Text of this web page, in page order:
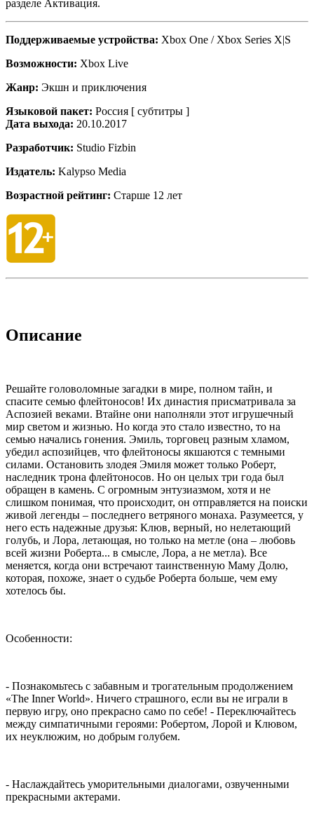
разделе Активация.
Поддерживаемые устройства: Xbox One / Xbox Series X|S
Возможности: Xbox Live
Жанр: Экшн и приключения
Языковой пакет: Россия [ субтитры ]
Дата выхода: 20.10.2017
Разработчик: Studio Fizbin
Издатель: Kalypso Media
Возрастной рейтинг: Старше 12 лет
Описание
Решайте головоломные загадки в мире, полном тайн, и
спасите семью флейтоносов! Их династия присматривала за
Аспозией веками. Втайне они наполняли этот игрушечный
мир светом и жизнью. Но когда это стало известно, то на
семью начались гонения. Эмиль, торговец разным хламом,
убедил аспозийцев, что флейтоносы якшаются с темными
силами. Остановить злодея Эмиля может только Роберт,
наследник трона флейтоносов. Но он целых три года был
обращен в камень. С огромным энтузиазмом, хотя и не
слишком понимая, что происходит, он отправляется на поиски
живой легенды – последнего ветряного монаха. Разумеется, у
него есть надежные друзья: Клюв, верный, но нелетающий
голубь, и Лора, летающая, но только на метле (она – любовь
всей жизни Роберта... в смысле, Лора, а не метла). Все
меняется, когда они встречают таинственную Маму Долю,
которая, похоже, знает о судьбе Роберта больше, чем ему
хотелось бы.
Особенности:
- Познакомьтесь с забавным и трогательным продолжением
«The Inner World». Ничего страшного, если вы не играли в
первую игру, оно прекрасно само по себе! - Переключайтесь
между симпатичными героями: Робертом, Лорой и Клювом,
их неуклюжим, но добрым голубем.
- Наслаждайтесь уморительными диалогами, озвученными
прекрасными актерами.